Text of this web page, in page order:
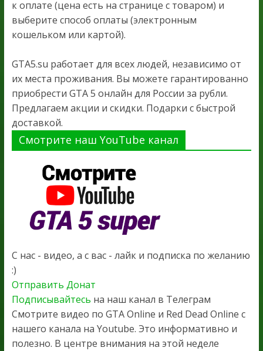
к оплате (цена есть на странице с товаром) и
выберите способ оплаты (электронным
кошельком или картой).
GTA5.su работает для всех людей, независимо от
их места проживания. Вы можете гарантированно
приобрести GTA 5 онлайн для России за рубли.
Предлагаем акции и скидки. Подарки с быстрой
доставкой.
Смотрите наш YouTube канал
С нас - видео, а с вас - лайк и подписка по желанию
:)
Отправить Донат
Подписывайтесь на наш канал в Телеграм
Смотрите видео по GTA Online и Red Dead Online с
нашего канала на Youtube. Это информативно и
полезно. В центре внимания на этой неделе